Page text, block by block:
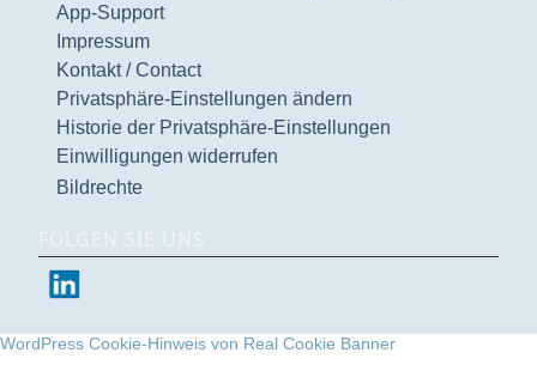
App-Support
Impressum
Kontakt / Contact
Privatsphäre-Einstellungen ändern
Historie der Privatsphäre-Einstellungen
Einwilligungen widerrufen
Bildrechte
FOLGEN SIE UNS
WordPress Cookie-Hinweis von Real Cookie Banner